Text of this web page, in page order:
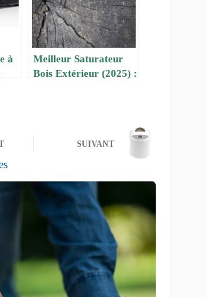
à
Meilleur Saturateur
Bois Extérieur (2025) :
SUIVANT